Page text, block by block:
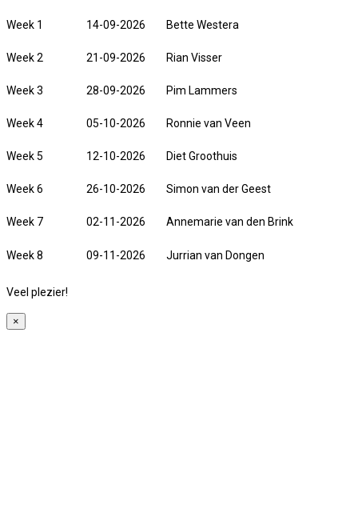
Week 1 14-09-2026 Bette Westera
Week 2 21-09-2026 Rian Visser
Week 3 28-09-2026 Pim Lammers
Week 4 05-10-2026 Ronnie van Veen
Week 5 12-10-2026 Diet Groothuis
Week 6 26-10-2026 Simon van der Geest
Week 7 02-11-2026 Annemarie van den Brink
Week 8 09-11-2026 Jurrian van Dongen
Veel plezier!
×